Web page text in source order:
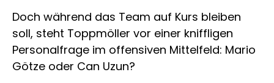
Doch während das Team auf Kurs bleiben
soll, steht Toppmöller vor einer kniffligen
Personalfrage im offensiven Mittelfeld: Mario
Götze oder Can Uzun?